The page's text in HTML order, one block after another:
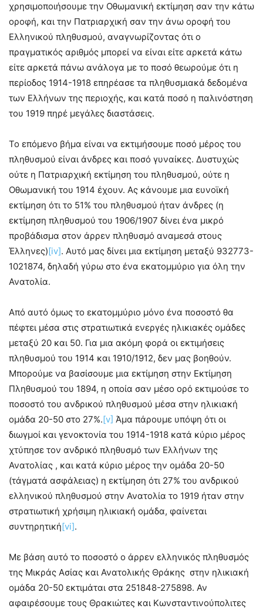
χρησιμοποιήσουμε την Οθωμανική εκτίμηση σαν την κάτω
οροφή, και την Πατριαρχική σαν την άνω οροφή του
Ελληνικού πληθυσμού, αναγνωρίζοντας ότι ο
πραγματικός αριθμός μπορεί να είναι είτε αρκετά κάτω
είτε αρκετά πάνω ανάλογα με το ποσό θεωρούμε ότι η
περίοδος 1914-1918 επηρέασε τα πληθυσμιακά δεδομένα
των Ελλήνων της περιοχής, και κατά ποσό η παλινόστηση
του 1919 πηρέ μεγάλες διαστάσεις.
Το επόμενο βήμα είναι να εκτιμήσουμε ποσό μέρος του
πληθυσμού είναι άνδρες και ποσό γυναίκες. Δυστυχώς
ούτε η Πατριαρχική εκτίμηση του πληθυσμού, ούτε η
Οθωμανική του 1914 έχουν. Ας κάνουμε μια ευνοϊκή
εκτίμηση ότι το 51% του πληθυσμού ήταν άνδρες (η
εκτίμηση πληθυσμού του 1906/1907 δίνει ένα μικρό
προβάδισμα στον άρρεν πληθυσμό αναμεσά στους
Έλληνες)[iv]. Αυτό μας δίνει μια εκτίμηση μεταξύ 932773-
1021874, δηλαδή γύρω στο ένα εκατομμύριο για όλη την
Ανατολία.
Από αυτό όμως το εκατομμύριο μόνο ένα ποσοστό θα
πέφτει μέσα στις στρατιωτικά ενεργές ηλικιακές ομάδες
μεταξύ 20 και 50. Για μια ακόμη φορά οι εκτιμήσεις
πληθυσμού του 1914 και 1910/1912, δεν μας βοηθούν.
Μπορούμε να βασίσουμε μια εκτίμηση στην Εκτίμηση
Πληθυσμού του 1894, η οποία σαν μέσο ορό εκτιμούσε το
ποσοστό του ανδρικού πληθυσμού μέσα στην ηλικιακή
ομάδα 20-50 στο 27%.[v] Άμα πάρουμε υπόψη ότι οι
διωγμοί και γενοκτονία του 1914-1918 κατά κύριο μέρος
χτύπησε τον ανδρικό πληθυσμό των Ελλήνων της
Ανατολίας , και κατά κύριο μέρος την ομάδα 20-50
(τάγματά ασφάλειας) η εκτίμηση ότι 27% του ανδρικού
ελληνικού πληθυσμού στην Ανατολία το 1919 ήταν στην
στρατιωτική χρήσιμη ηλικιακή ομάδα, φαίνεται
συντηρητική[vi].
Με βάση αυτό το ποσοστό ο άρρεν ελληνικός πληθυσμός
της Μικράς Ασίας και Ανατολικής Θράκης στην ηλικιακή
ομάδα 20-50 εκτιμάται στα 251848-275898. Αν
αφαιρέσουμε τους Θρακιώτες και Κωνσταντινούπολιτες